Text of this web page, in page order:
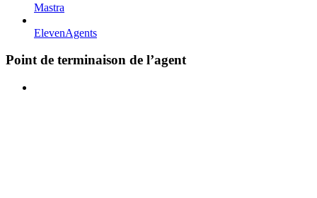
Mastra
ElevenAgents
Point de terminaison de l’agent